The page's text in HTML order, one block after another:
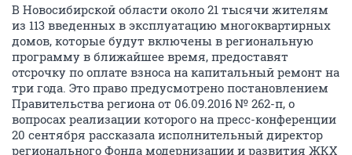
В Новосибирской области около 21 тысячи жителям
из 113 введенных в эксплуатацию многоквартирных
домов, которые будут включены в региональную
программу в ближайшее время, предоставят
отсрочку по оплате взноса на капитальный ремонт на
три года. Это право предусмотрено постановлением
Правительства региона от 06.09.2016 № 262-п, о
вопросах реализации которого на пресс-конференции
20 сентября рассказала исполнительный директор
регионального Фонда модернизации и развития ЖКХ